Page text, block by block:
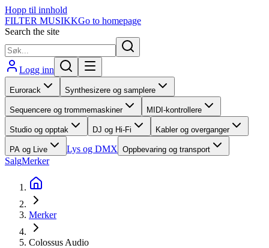
Hopp til innhold
FILTER MUSIKKGo to homepage
Search the site
Logg inn
Eurorack Synthesizere og samplere
Sequencere og trommemaskiner MIDI-kontrollere
Studio og opptak DJ og Hi-Fi Kabler og overganger
PA og Live Lys og DMX Oppbevaring og transport
SalgMerker
Merker
Colossus Audio